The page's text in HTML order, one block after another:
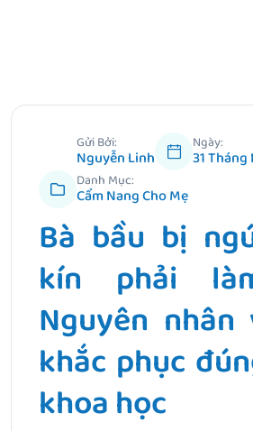
Gửi Bởi:
Nguyễn Linh
Ngày:
31 Tháng
Danh Mục:
Cẩm Nang Cho Mẹ
Bà bầu bị
kín phải
Nguyên nhân
khắc phục
khoa học